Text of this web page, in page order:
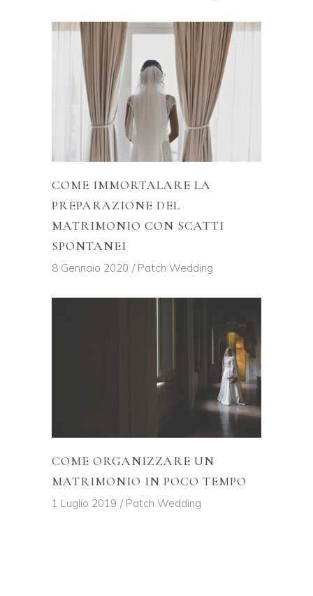
COME IMMORTALARE LA
PREPARAZIONE DEL
MATRIMONIO CON SCATTI
SPONTANEI
8 Gennaio 2020 Patch Wedding
COME ORGANIZZARE UN
MATRIMONIO IN POCO TEMPO
1 Luglio 2019 Patch Wedding